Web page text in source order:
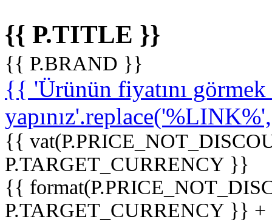
{{ P.TITLE }}
{{ P.BRAND }}
{{ 'Ürünün fiyatını
{{
P.TARGET_CURRENCY }}
{{
P.TARGET_CURRENCY }}